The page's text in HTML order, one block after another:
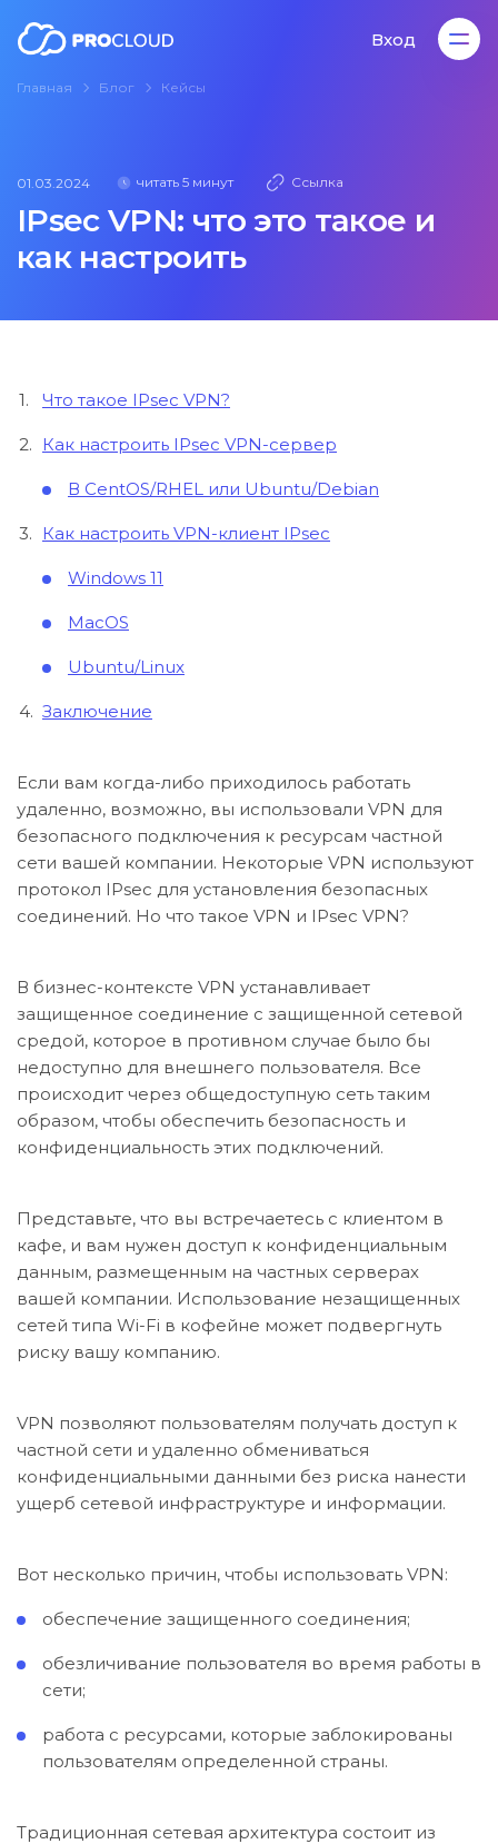
Вход
Главная Блог Кейсы
01.03.2024 читать 5 минут Ссылка
IPsec VPN: что это такое и
как настроить
Что такое IPsec VPN?
Как настроить IPsec VPN-сервер
В CentOS/RHEL или Ubuntu/Debian
Как настроить VPN-клиент IPsec
Windows 11
MacOS
Ubuntu/Linux
Заключение
Если вам когда-либо приходилось работать
удаленно, возможно, вы использовали VPN для
безопасного подключения к ресурсам частной
сети вашей компании. Некоторые VPN используют
протокол IPsec для установления безопасных
соединений. Но что такое VPN и IPsec VPN?
В бизнес-контексте VPN устанавливает
защищенное соединение с защищенной сетевой
средой, которое в противном случае было бы
недоступно для внешнего пользователя. Все
происходит через общедоступную сеть таким
образом, чтобы обеспечить безопасность и
конфиденциальность этих подключений.
Представьте, что вы встречаетесь с клиентом в
кафе, и вам нужен доступ к конфиденциальным
данным, размещенным на частных серверах
вашей компании. Использование незащищенных
сетей типа Wi-Fi в кофейне может подвергнуть
риску вашу компанию.
VPN позволяют пользователям получать доступ к
частной сети и удаленно обмениваться
конфиденциальными данными без риска нанести
ущерб сетевой инфраструктуре и информации.
Вот несколько причин, чтобы использовать VPN:
обеспечение защищенного соединения;
обезличивание пользователя во время работы в
сети;
работа с ресурсами, которые заблокированы
пользователям определенной страны.
Традиционная сетевая архитектура состоит из